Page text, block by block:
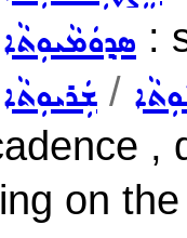
ܣܕ݂ܘܿܡܵܝܘܼܬܵܐ :
ܫܲܪܝܘܼܬܵܐ /
,
on